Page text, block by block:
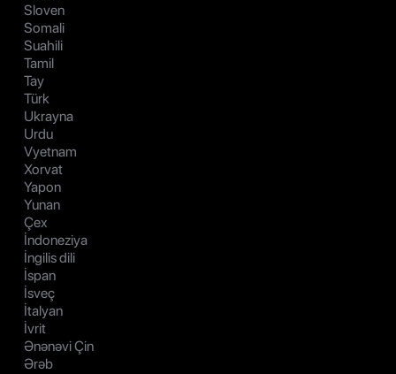
Sloven
Somali
Suahili
Tamil
Tay
Türk
Ukrayna
Urdu
Vyetnam
Xorvat
Yapon
Yunan
Çex
İndoneziya
İngilis dili
İspan
İsveç
İtalyan
İvrit
Ənənəvi Çin
Ərəb